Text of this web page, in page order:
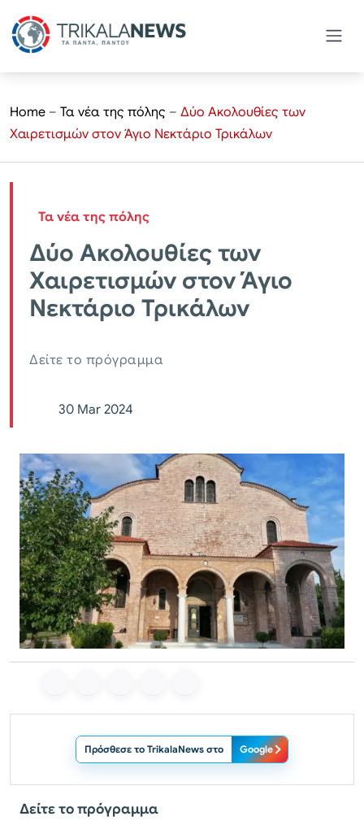
Home – Τα νέα της πόλης – Δύο Ακολουθίες των
Χαιρετισμών στον Άγιο Νεκτάριο Τρικάλων
Τα νέα της πόλης
Δύο Ακολουθίες των
Χαιρετισμών στον Άγιο
Νεκτάριο Τρικάλων
Δείτε το πρόγραμμα
30 Mar 2024
Πρόσθεσε το TrikalaNews στο Google
Δείτε το πρόγραμμα